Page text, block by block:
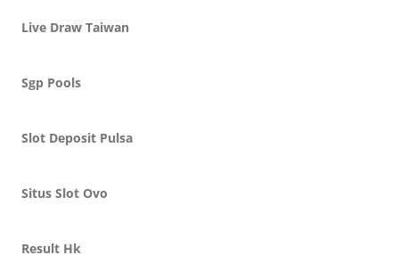
Live Draw Taiwan
Sgp Pools
Slot Deposit Pulsa
Situs Slot Ovo
Result Hk